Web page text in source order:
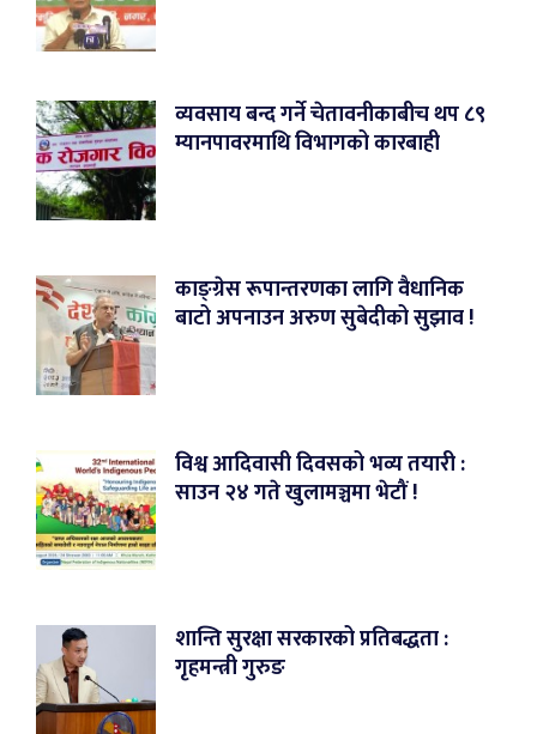
व्यवसाय बन्द गर्ने चेतावनीकाबीच थप ८९
म्यानपावरमाथि विभागको कारबाही
काङ्ग्रेस रूपान्तरणका लागि वैधानिक
बाटो अपनाउन अरुण सुबेदीको सुझाव !
विश्व आदिवासी दिवसको भव्य तयारी :
साउन २४ गते खुलामञ्चमा भेटौं !
शान्ति सुरक्षा सरकारको प्रतिबद्धता :
गृहमन्त्री गुरुङ